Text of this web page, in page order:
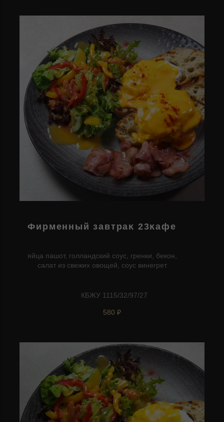
Фирменный завтраĸ 23ĸафе
яйца пашот, голландский соус, гренки, бекон,
салат из свежих овощей, соус винегрет
КБЖУ 1115/32/97/27
580 ₽